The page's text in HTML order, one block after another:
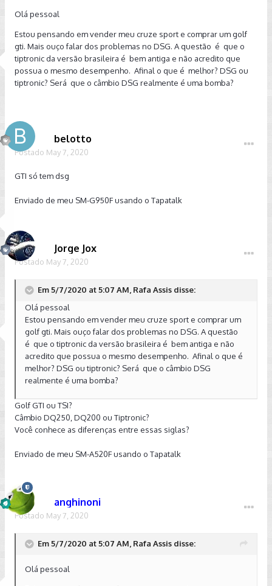
Olá pessoal
Estou pensando em vender meu cruze sport e comprar um golf
gti. Mais ouço falar dos problemas no DSG. A questão é que o
tiptronic da versão brasileira é bem antiga e não acredito que
possua o mesmo desempenho. Afinal o que é melhor? DSG ou
tiptronic? Será que o câmbio DSG realmente é uma bomba?
belotto
Postado May 7, 2020
GTI só tem dsg
Enviado de meu SM-G950F usando o Tapatalk
Jorge Jox
Postado May 7, 2020
Em 5/7/2020 at 5:07 AM, Rafa Assis disse:
Olá pessoal
Estou pensando em vender meu cruze sport e comprar um
golf gti. Mais ouço falar dos problemas no DSG. A questão
é que o tiptronic da versão brasileira é bem antiga e não
acredito que possua o mesmo desempenho. Afinal o que é
melhor? DSG ou tiptronic? Será que o câmbio DSG
realmente é uma bomba?
Golf GTI ou TSI?
Câmbio DQ250, DQ200 ou Tiptronic?
Você conhece as diferenças entre essas siglas?
Enviado de meu SM-A520F usando o Tapatalk
anghinoni
Postado May 7, 2020
Em 5/7/2020 at 5:07 AM, Rafa Assis disse:
Olá pessoal